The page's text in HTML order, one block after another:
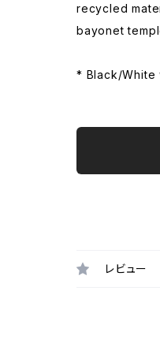
recycled
bayonet
* Black/White
レビュー